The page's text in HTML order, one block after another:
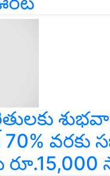
వరకు